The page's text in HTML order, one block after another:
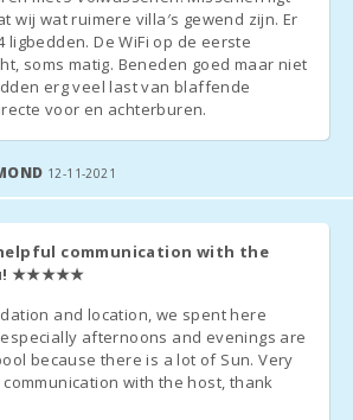
son condiciones estatales obligatorias).
del vuelo:
móvil:
MAYORES DE 16 AÑOS DEBEN ENVIAR
pasaporte (o documento de identidad)
wij wat ruimere villa′s gewend zijn. Er
ligbedden. De WiFi op de eerste
soms matig. Beneden goed maar niet
erg veel last van blaffende
voor en achterburen.
12-11-2021
communication with the
★★★★★
and location, we spent here
afternoons and evenings are
because there is a lot of Sun. Very
with the host, thank